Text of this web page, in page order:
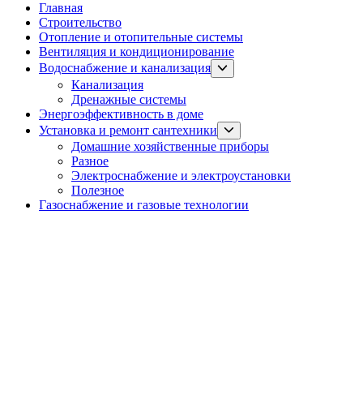
Главная
Строительство
Отопление и отопительные системы
Вентиляция и кондиционирование
Водоснабжение и канализация
Show
sub
Канализация
Дренажные системы
Энергоэффективность в доме
Установка и ремонт сантехники
sub
menu
Домашние хозяйственные приборы
Разное
Электроснабжение и электроустановки
Полезное
Газоснабжение и газовые технологии